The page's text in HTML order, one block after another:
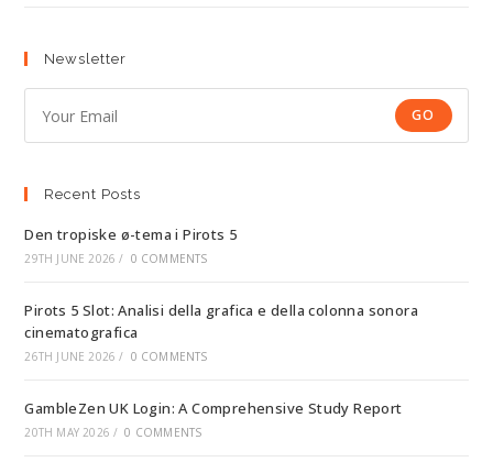
Newsletter
GO
Recent Posts
Den tropiske ø-tema i Pirots 5
29TH JUNE 2026 / 0 COMMENTS
Pirots 5 Slot: Analisi della grafica e della colonna sonora
cinematografica
26TH JUNE 2026 / 0 COMMENTS
GambleZen UK Login: A Comprehensive Study Report
20TH MAY 2026 / 0 COMMENTS